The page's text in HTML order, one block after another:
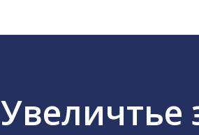
Увеличтье